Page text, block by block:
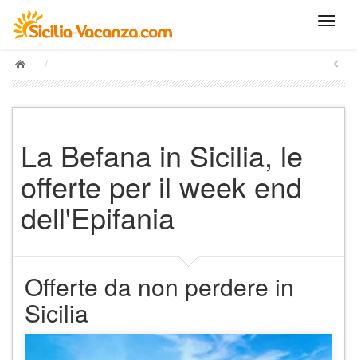
/
La Befana in Sicilia, le
offerte per il week end
dell'Epifania
Offerte da non perdere in
Sicilia